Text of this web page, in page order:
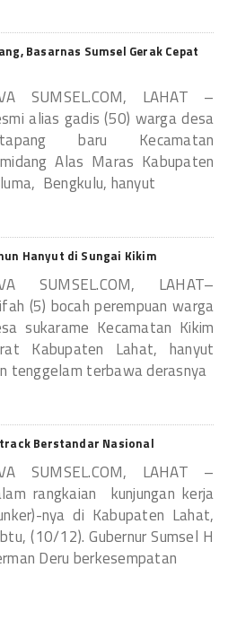
Basarnas Sumsel Gerak Cepat
SUMSEL.COM, LAHAT –
alias gadis (50) warga desa
baru Kecamatan
Alas Maras Kabupaten
Bengkulu, hanyut
Hanyut di Sungai Kikim
SUMSEL.COM, LAHAT–
(5) bocah perempuan warga
sukarame Kecamatan Kikim
Kabupaten Lahat, hanyut
tenggelam terbawa derasnya
Berstandar Nasional
SUMSEL.COM, LAHAT –
rangkaian kunjungan kerja
nya di Kabupaten Lahat,
(10/12). Gubernur Sumsel H
Deru berkesempatan